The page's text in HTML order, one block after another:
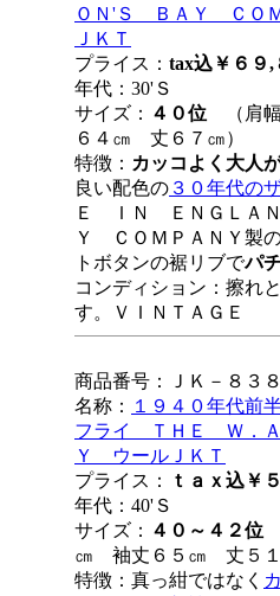
ＯＮ'Ｓ ＢＡＹ ＣＯ
ＪＫＴ
プライス： tax込￥６９,
年代：30'Ｓ
サイズ： ４０位 （肩
６４㎝ 丈６７㎝）
特徴： カッコよく大人
良い配色の ３０年代の
Ｅ ＩＮ ＥＮＧＬＡ
Ｙ ＣＯＭＰＡＮＹ製
トボタンの裾リブでパ
コンディション：擦れ
す。ＶＩＮＴＡＧＥ
商品番号：ＪＫ－８３８
名称：
１９４０年代
フライ ＴＨＥ Ｗ．
Ｙ ウールＪＫＴ
プライス：
ｔａｘ込￥
年代：40'Ｓ
サイズ： ４０～４２位
㎝ 袖丈６５㎝ 丈５１
特徴：真っ紺ではなく